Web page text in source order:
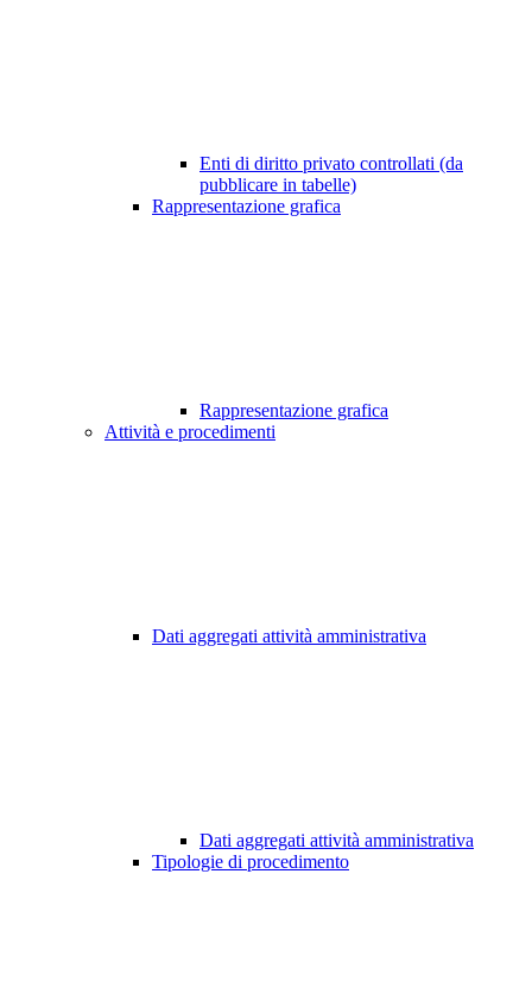
Enti di diritto privato controllati (da
pubblicare in tabelle)
Rappresentazione grafica
Rappresentazione grafica
Attività e procedimenti
Dati aggregati attività amministrativa
Dati aggregati attività amministrativa
Tipologie di procedimento